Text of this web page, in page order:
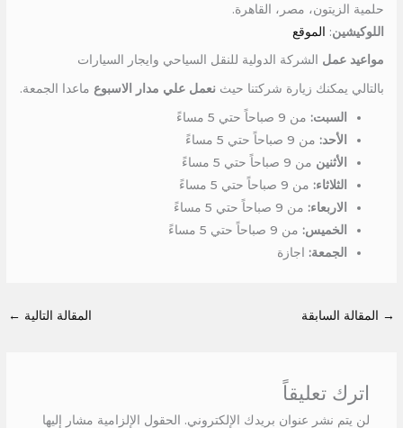
حلمية الزيتون، مصر، القاهرة.
اللوكيشين: الموقع
مواعيد عمل الشركة الدولية للنقل السياحي وايجار السيارات
بالتالي يمكنك زيارة شركتنا حيثنعمل علي مدار الاسبوع ماعدا الجمعة.
السبت: من 9 صباحاً حتي 5 مساءً
الأحد: من 9 صباحاً حتي 5 مساءً
الأثنين من 9 صباحاً حتي 5 مساءً
الثلاثاء: من 9 صباحاً حتي 5 مساءً
الاربعاء: من 9 صباحاً حتي 5 مساءً
الخميس: من 9 صباحاً حتي 5 مساءً
الجمعة: اجازة
→ المقالة السابقة المقالة التالية ←
اترك تعليقاً
لن يتم نشر عنوان بريدك الإلكتروني. الحقول الإلزامية مشار إليها